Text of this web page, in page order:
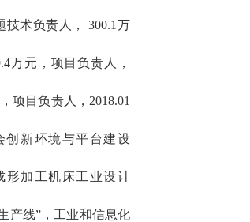
技术负责人， 300.1 万
万元，项目负责人，
项目负责人， 2018.01
创新环境与平台建设
形加工机床工业设计
产线”，工业和信息化